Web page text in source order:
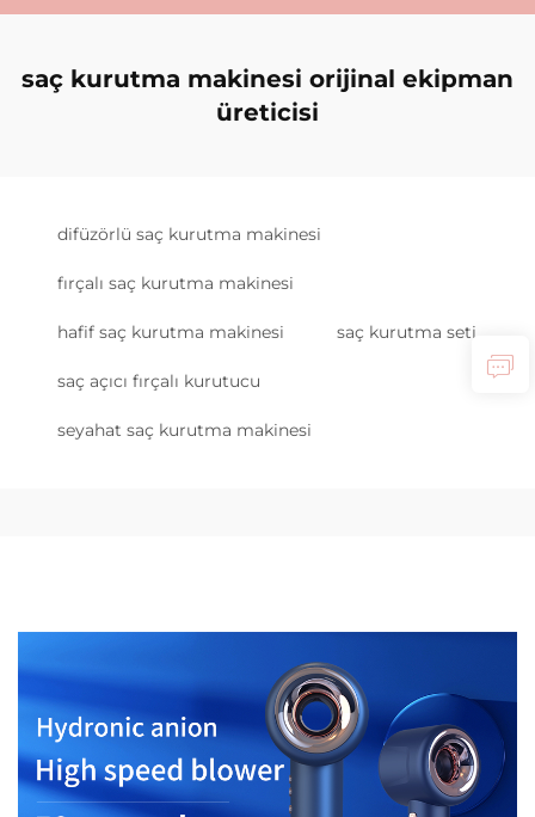
saç kurutma makinesi orijinal ekipman
üreticisi
difüzörlü saç kurutma makinesi
fırçalı saç kurutma makinesi
hafif saç kurutma makinesi saç kurutma seti
saç açıcı fırçalı kurutucu
seyahat saç kurutma makinesi